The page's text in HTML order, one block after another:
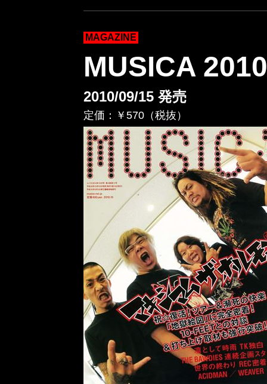
MAGAZINE
MUSICA
2010/09/15 発売
定価：￥570（税抜）